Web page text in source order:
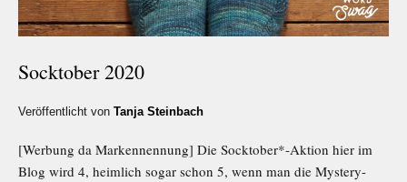
Socktober 2020
Veröffentlicht von Tanja Steinbach
[Werbung da Markennennung] Die Socktober*-Aktion hier im
Blog wird 4, heimlich sogar schon 5, wenn man die Mystery-